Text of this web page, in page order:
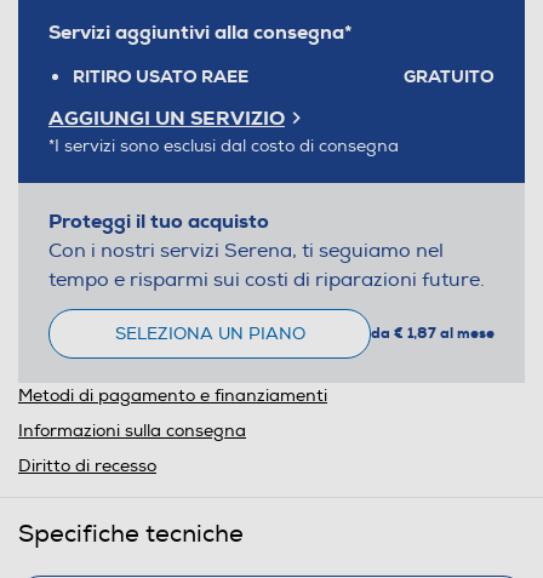
Servizi aggiuntivi alla consegna*
RITIRO USATO RAEE GRATUITO
AGGIUNGI UN SERVIZIO
*I servizi sono esclusi dal costo di consegna
Proteggi il tuo acquisto
Con i nostri servizi Serena, ti seguiamo nel
tempo e risparmi sui costi di riparazioni future.
SELEZIONA UN PIANO da € 1,87 al mese
Metodi di pagamento e finanziamenti
Informazioni sulla consegna
Diritto di recesso
Specifiche tecniche